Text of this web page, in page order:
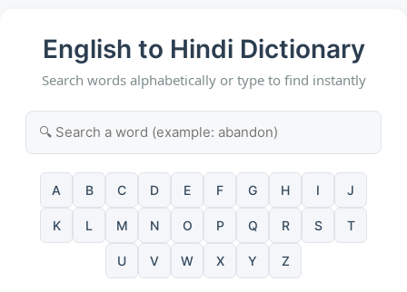
English to Hindi Dictionary
Search words alphabetically or type to find instantly
A B C D E F G H I J
K L M N O P Q R S T
U V W X Y Z